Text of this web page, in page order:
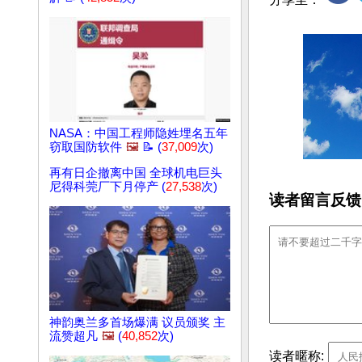
NASA：中国工程师隐姓埋名五年
窃取国防软件 🖼️ 📝 (37,009次)
再有日企撤离中国 全球机电巨头
尼得科莞厂下月停产 (27,538次)
神韵奥兰多首场爆满 议员颁奖 主
流赞超凡 🖼️ (40,852次)
读者留言反
读者暱称: